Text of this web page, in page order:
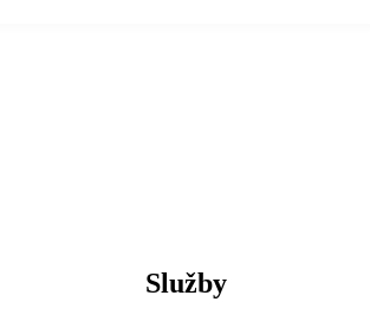
Služby